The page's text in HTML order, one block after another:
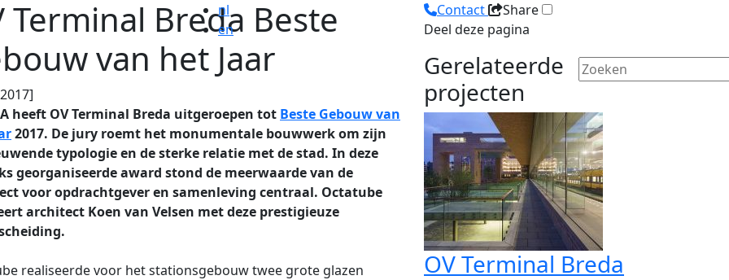
nl
en
Terminal Breda Beste
van het Jaar
heeft OV Terminal Breda uitgeroepen tot Beste Gebouw van
2017. De jury roemt het monumentale bouwwerk om zijn
typologie en de sterke relatie met de stad. In deze
georganiseerde award stond de meerwaarde van de
voor opdrachtgever en samenleving centraal. Octatube
architect Koen van Velsen met deze prestigieuze
realiseerde voor het stationsgebouw twee grote glazen
Contact
Share
Deel deze pagina
Gerelateerde
projecten
OV Terminal Breda